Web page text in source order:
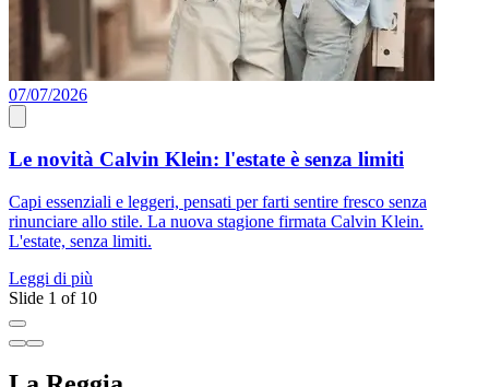
07/07/2026
Le novità Calvin Klein: l'estate è senza limiti
Capi essenziali e leggeri, pensati per farti sentire fresco senza
rinunciare allo stile. La nuova stagione firmata Calvin Klein.
L'estate, senza limiti.
Leggi di più
Slide 1 of 10